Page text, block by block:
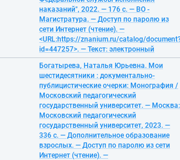
наказаний", 2022. — 176 с. — ВО -
Магистратура. — Доступ по паролю из
сети Интернет (чтение). —
<URL:https://znanium.ru/catalog/
id=447257>. — Текст: электронный
Богатырева, Наталья Юрьевна. Мои
шестидесятники : документально-
публицистические очерки: Монография /
Московский педагогический
государственный университет. — Москва:
Московский педагогический
государственный университет, 2023. —
336 с. — Дополнительное образование
взрослых. — Доступ по паролю из сети
Интернет (чтение). —